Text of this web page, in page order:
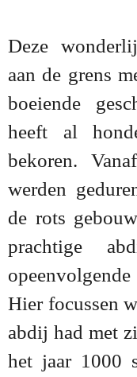
Deze
aan de grens
boeiende
heeft al
bekoren.
werden
de rots
prachtige
Hier focussen
abdij had met
het jaar 1000